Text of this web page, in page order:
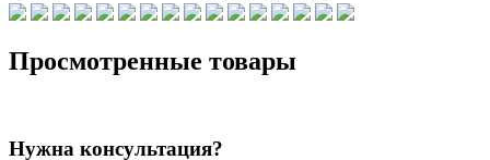
Просмотренные товары
Нужна консультация?